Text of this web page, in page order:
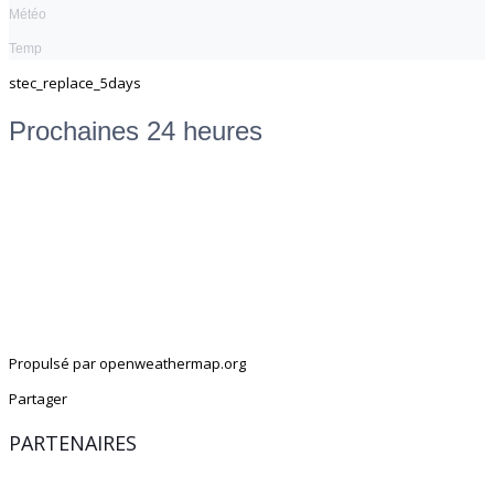
Météo
Temp
stec_replace_5days
Prochaines 24 heures
Propulsé par openweathermap.org
Partager
PARTENAIRES